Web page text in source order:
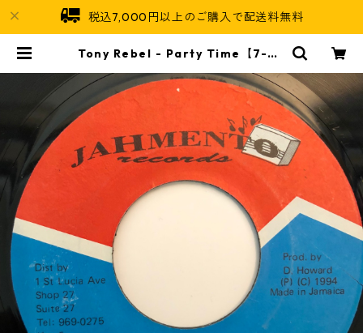
税込7,000円以上のご購入で配送料無料
Tony Rebel ‎- Party Time【7-20